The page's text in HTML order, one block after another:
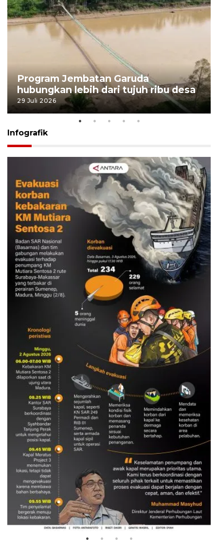
Program Jembatan Garuda
hubungkan lebih dari tujuh ribu desa
29 Juli 2026
Infografik
Evakuasi korban kebakaran KM
Mutiara Sentosa 2
3 Agustus 2026